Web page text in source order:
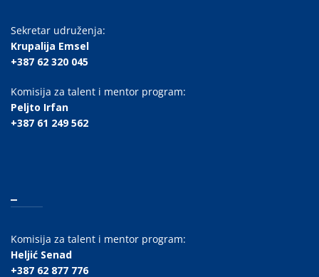
Sekretar udruženja:
Krupalija Emsel
+387 62 320 045
Komisija za talent i mentor program:
Peljto Irfan
+387 61 249 562
_
Komisija za talent i mentor program:
Heljić Senad
+387 62 877 776